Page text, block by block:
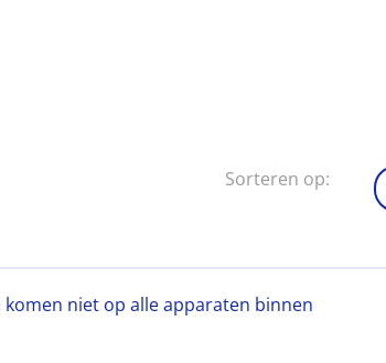
Sorteren op:
niet op alle apparaten binnen